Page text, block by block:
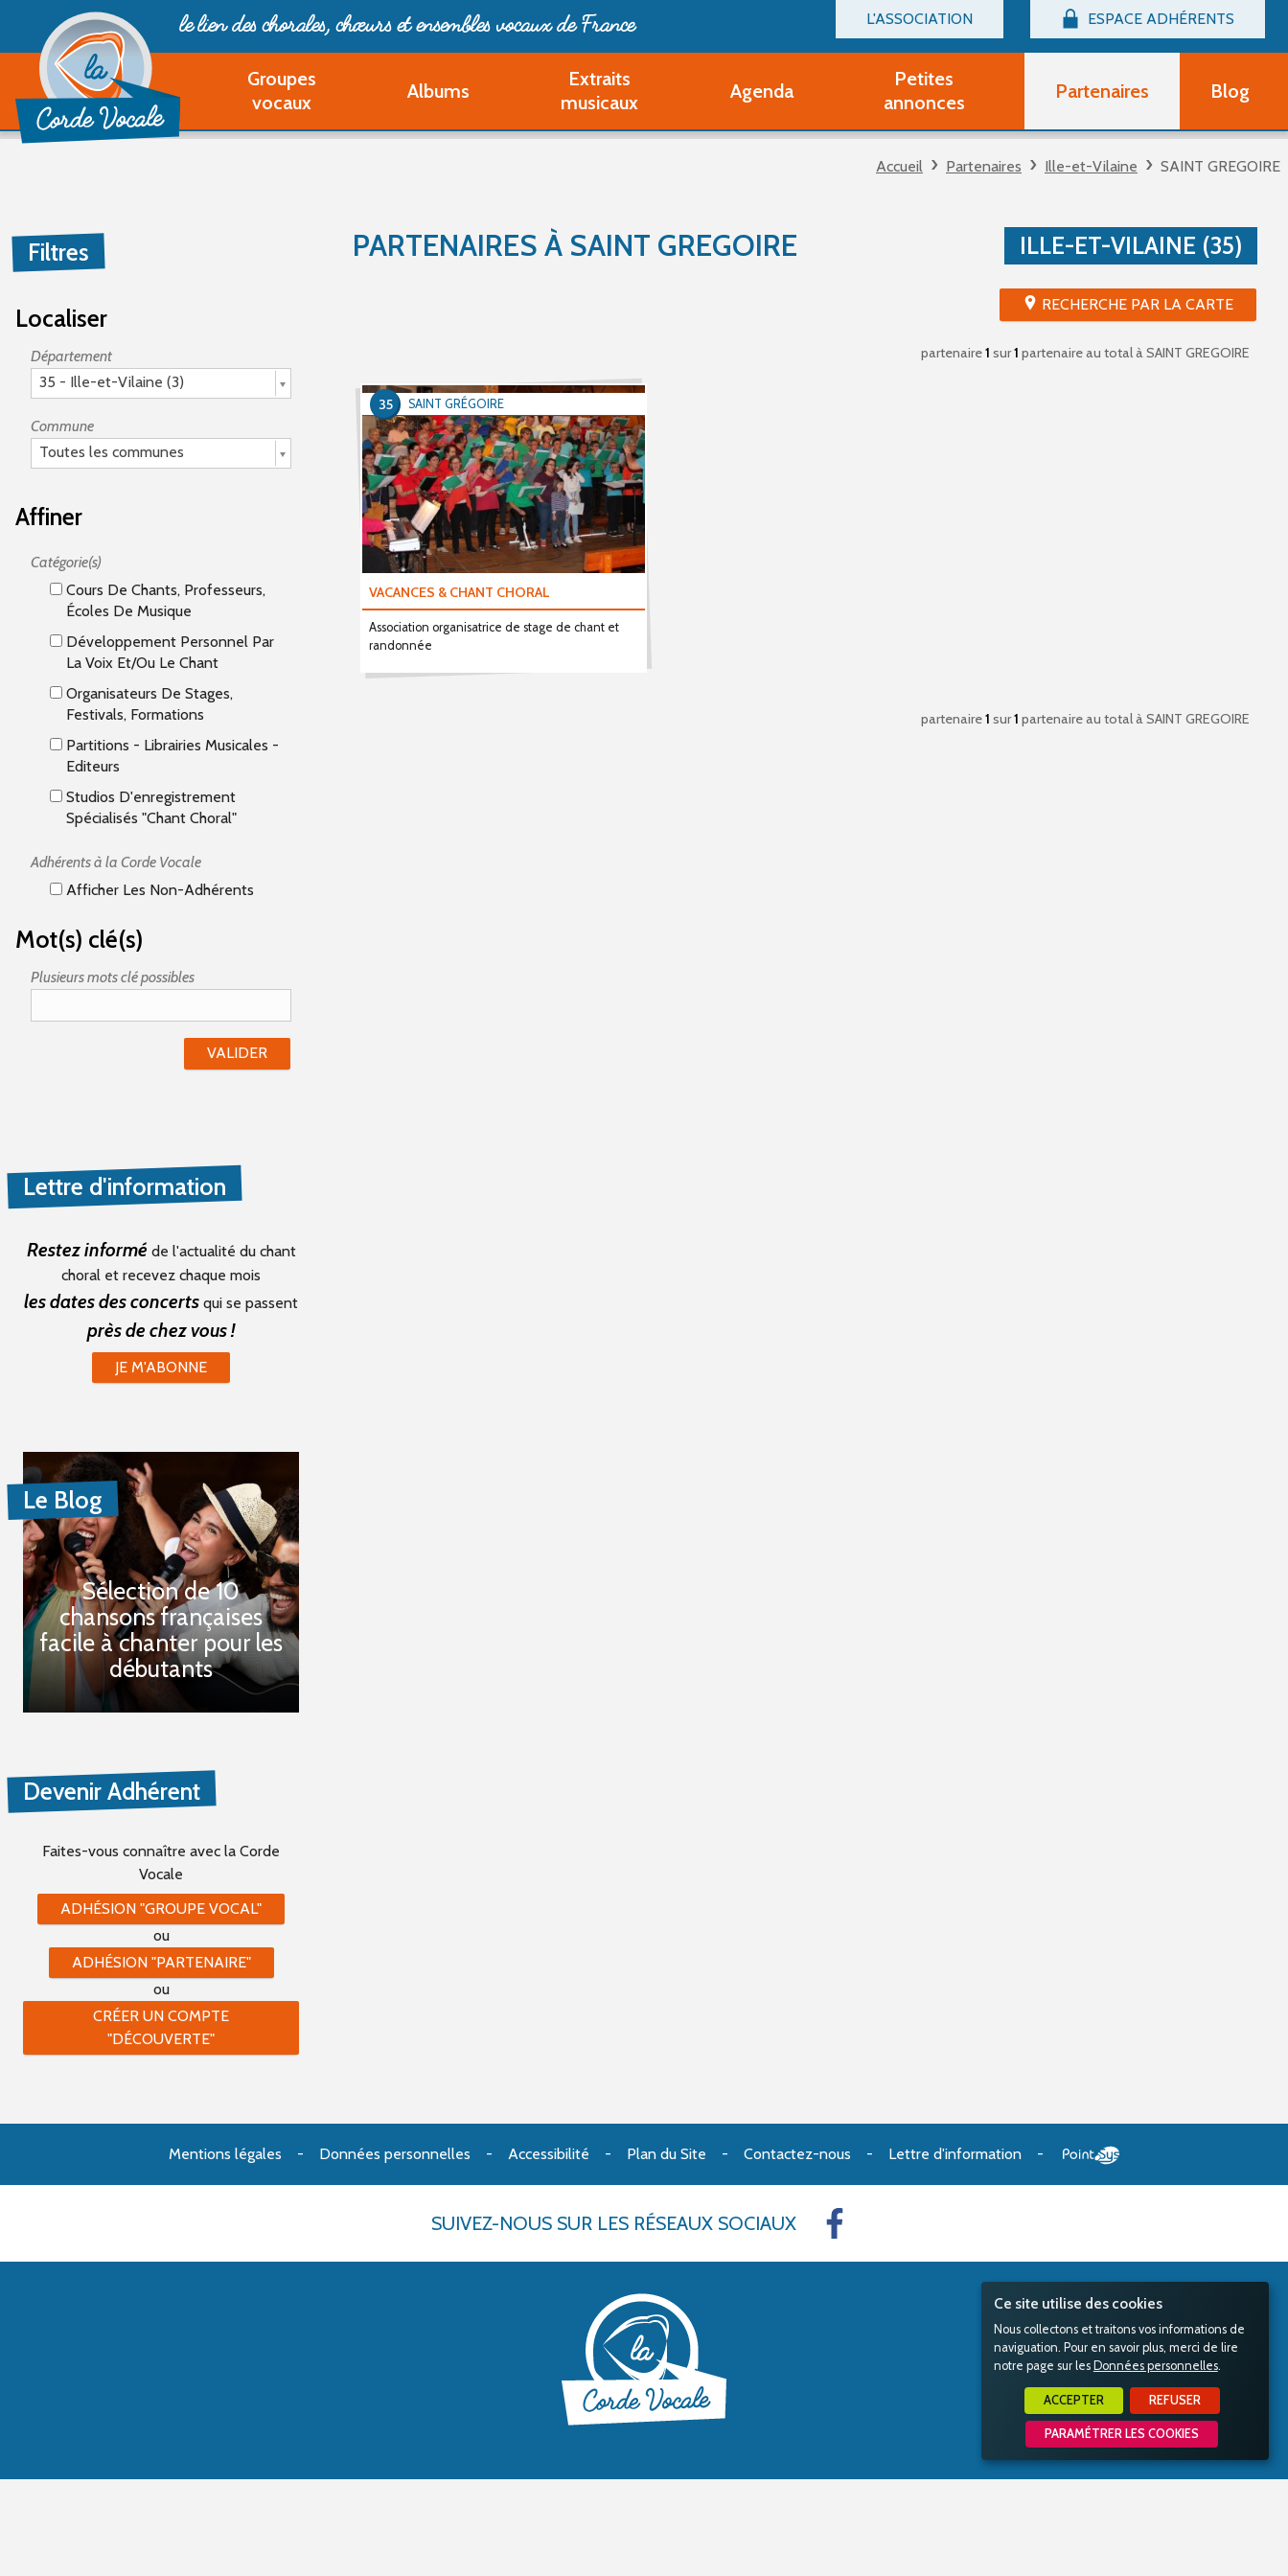
Ce site utilise des cookies
Nous collectons et traitons vos informations de
naviguation. Pour en savoir plus, merci de lire
notre page sur les Données personnelles.
ACCEPTER REFUSER
PARAMÉTRER LES COOKIES
L'ASSOCIATION
Billetterie
Devenir adhérent Groupe Vocal
Devenir adhérent Partenaire
Ouvrir un compte Découverte
ESPACE ADHÉRENTS
Connexion
le lien des chorales, chœurset ensembles vocaux de France
Groupes
vocaux
Albums
Extraits
musicaux
Agenda
Petites
annonces
Partitions d'occasion
Partenaires Blog
Accueil Partenaires Ille-et-Vilaine SAINT GREGOIRE
Filtres
Localiser
Département
35 - Ille-et-Vilaine (3)
Commune
Toutes les communes
Affiner
Catégorie(s)
Cours De Chants, Professeurs,
Écoles De Musique
Développement Personnel Par
La Voix Et/ou Le Chant
Organisateurs De Stages,
Festivals, Formations
Partitions - Librairies Musicales -
Editeurs
Studios D'enregistrement
Spécialisés "Chant Choral"
Adhérents à la Corde Vocale
Afficher Les Non-Adhérents
Mot(s) clé(s)
Plusieurs mots clé possibles
PARTENAIRES À SAINT GREGOIRE ILLE-ET-VILAINE (35)
RECHERCHE PAR LA CARTE
partenaire1 sur1 partenaire au totalà SAINT GREGOIRE
VACANCES & CHANT CHORAL
Association organisatrice de stage de chant et
randonnée
SAINT GRÉGOIRE
35
partenaire1 sur1 partenaire au totalà SAINT GREGOIRE
Lettre d'information
Restez informé de l'actualité du chant
choral et recevez chaque mois
les dates des concerts qui se passent
près de chez vous !
JE M'ABONNE
Le Blog
Sélection de 10
chansons françaises
facile à chanter pour les
débutants
Devenir Adhérent
Faites-vous connaître avec la Corde
Vocale
ADHÉSION "GROUPE VOCAL"
ou
ADHÉSION "PARTENAIRE"
ou
CRÉER UN COMPTE
"DÉCOUVERTE"
Mentions légales Données personnelles Accessibilité Plan du Site Contactez-nous Lettre d'information
SUIVEZ-NOUS SUR LES RÉSEAUX SOCIAUX